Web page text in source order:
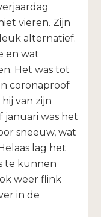
vieren. Zijn
alternatief.
en wat
Het was tot
coronaproof
van zijn
januari was het
sneeuw, wat
lag het
te kunnen
weer flink
in de